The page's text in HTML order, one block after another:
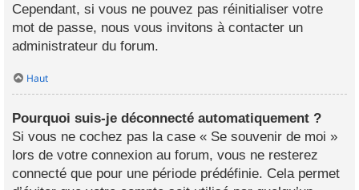
Cependant, si vous ne pouvez pas réinitialiser votre
mot de passe, nous vous invitons à contacter un
administrateur du forum.
Haut
Pourquoi suis-je déconnecté automatiquement ?
Si vous ne cochez pas la case « Se souvenir de moi »
lors de votre connexion au forum, vous ne resterez
connecté que pour une période prédéfinie. Cela permet